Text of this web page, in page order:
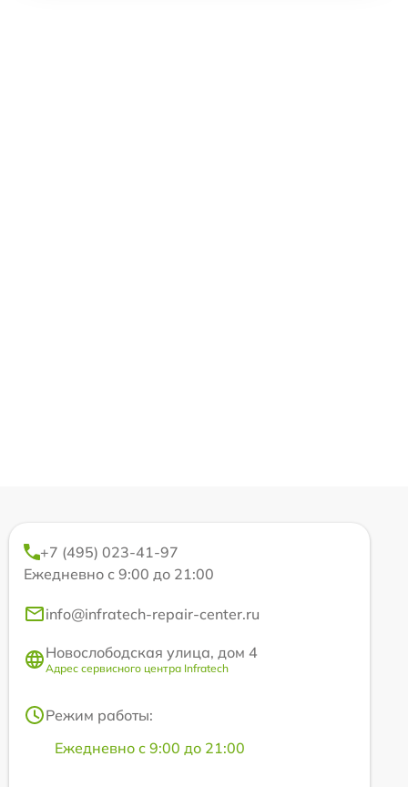
+7 (495) 023-41-97
Ежедневно с 9:00 до 21:00
info@infratech-repair-center.ru
Новослободская улица, дом 4
Адрес сервисного центра Infratech
Режим работы:
Ежедневно с 9:00 до 21:00